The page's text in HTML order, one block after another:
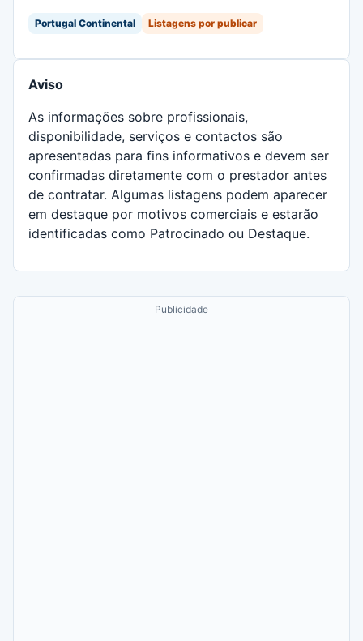
Portugal Continental Listagens por publicar
Aviso
As informações sobre profissionais,
disponibilidade, serviços e contactos são
apresentadas para fins informativos e devem ser
confirmadas diretamente com o prestador antes
de contratar. Algumas listagens podem aparecer
em destaque por motivos comerciais e estarão
identificadas como Patrocinado ou Destaque.
Publicidade